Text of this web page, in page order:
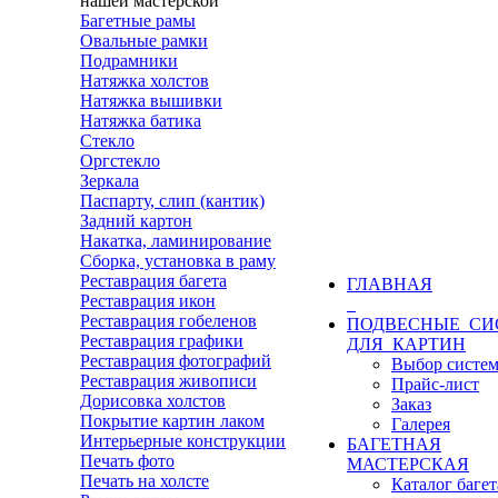
Багетные рамы
Овальные рамки
Подрамники
Натяжка холстов
Натяжка вышивки
Натяжка батика
Стекло
Оргстекло
Зеркала
Паспарту, слип (кантик)
Задний картон
Накатка, ламинирование
Сборка, установка в раму
Реставрация багета
Реставрация икон
Реставрация гобеленов
Реставрация графики
Реставрация фотографий
Реставрация живописи
Дорисовка холстов
Покрытие картин лаком
Интерьерные конструкции
Печать фото
Печать на холсте
ГЛАВНАЯ
ПОДВЕСНЫЕ
ДЛЯ КАРТИН
Выбор
Прайс-лист
Заказ
Галерея
БАГЕТНАЯ
МАСТЕРСКАЯ
Каталог